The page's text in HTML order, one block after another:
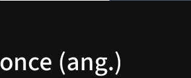
(ang.)